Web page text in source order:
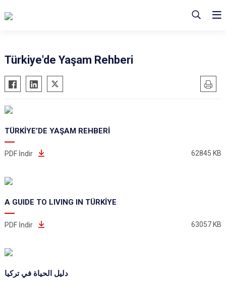
Türkiye'de Yaşam Rehberi
TÜRKİYE’DE YAŞAM REHBERİ
PDF İndir 62845 KB
A GUIDE TO LIVING IN TÜRKİYE
PDF İndir 63057 KB
دليل الحياة في تركيا